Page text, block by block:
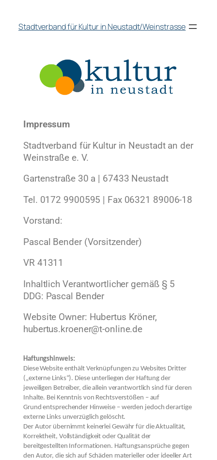
Stadtverband für Kultur in Neustadt/Weinstrasse
Impressum
Stadtverband für Kultur in Neustadt an der
Weinstraße e. V.
Gartenstraße 30 a | 67433 Neustadt
Tel. 0172 9900595 | Fax 06321 89006-18
Vorstand:
Pascal Bender (Vorsitzender)
VR 41311
Inhaltlich Verantwortlicher gemäß § 5
DDG: Pascal Bender
Website Owner: Hubertus Kröner,
hubertus.kroener@t-online.de
Haftungshinweis:
Diese Website enthält Verknüpfungen zu Websites Dritter
(„externe Links“). Diese unterliegen der Haftung der
jeweiligen Betreiber, die allein verantwortlich sind für deren
Inhalte. Bei Kenntnis von Rechtsverstößen – auf
Grund entsprechender Hinweise – werden jedoch derartige
externe Links unverzüglich gelöscht.
Der Autor übernimmt keinerlei Gewähr für die Aktualität,
Korrektheit, Vollständigkeit oder Qualität der
bereitgestellten Informationen. Haftungsansprüche gegen
den Autor, die sich auf Schäden materieller oder ideeller Art